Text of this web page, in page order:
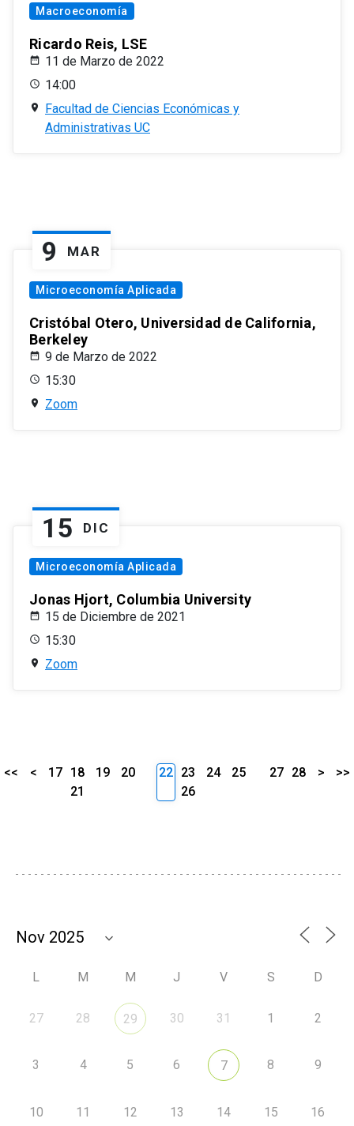
Macroeconomía
Ricardo Reis, LSE
11 de Marzo de 2022
14:00
Facultad de Ciencias Económicas y
Administrativas UC
9 MAR
Microeconomía Aplicada
Cristóbal Otero, Universidad de California,
Berkeley
9 de Marzo de 2022
15:30
Zoom
15 DIC
Microeconomía Aplicada
Jonas Hjort, Columbia University
15 de Diciembre de 2021
15:30
Zoom
<< < 17 18 19
20
21
22 23 24
25
26
27 28 > >>
L M M J V S D
27 28 29 30 31 1 2
3 4 5 6 7 8 9
10 11 12 13 14 15 16